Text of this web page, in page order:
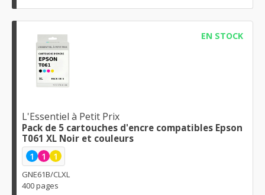
EN STOCK
L'Essentiel à Petit Prix
Pack de 5 cartouches d'encre compatibles Epson
T061 XL Noir et couleurs
1 1 1
GNE61B/CLXL
400 pages